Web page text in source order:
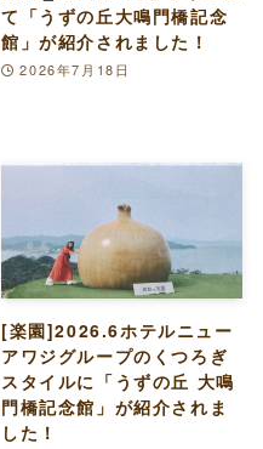
て「うずの丘大鳴門橋記念
館」が紹介されました！
2026年7月18日
[楽園]2026.6ホテルニュー
アワジグループのくつろぎ
スタイルに「うずの丘 大鳴
門橋記念館」が紹介されま
した！